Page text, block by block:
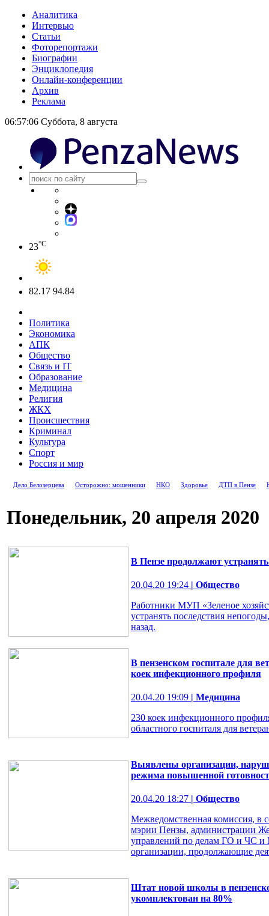
Аналитика
Интервью
Статьи
Фоторепортажи
Биографии
Энциклопедия
Онлайн-конференции
Архив
Реклама
06:57:07 Суббота, 8 августа
23°C
82.17 94.84
Политика
Экономика
АПК
Общество
Связь и IT
Образование
Медицина
Религия
ЖКХ
Происшествия
Криминал
Культура
Спорт
Россия и мир
Дело Белозерцева Осторожно: мошенники НКО Здоровье ДТП в Пензе
Понедельник, 20 апреля 2020
В Пензе продолжают
20.04.20 19:24 | Общество
Работники МУП «Зеленое
устранять последствия
назад.
В пензенском госпитале для
коек инфекционного профиля
20.04.20 19:09 | Медицина
230 коек инфекционного
областного госпиталя для
Выявлены организации,
режима повышенной
20.04.20 18:27 | Общество
Межведомственная комиссия, в
мэрии Пензы, администрации
управлений по делам ГО и ЧС
организации, продолжающие
Штат новой школы в
укомплектован на 80%